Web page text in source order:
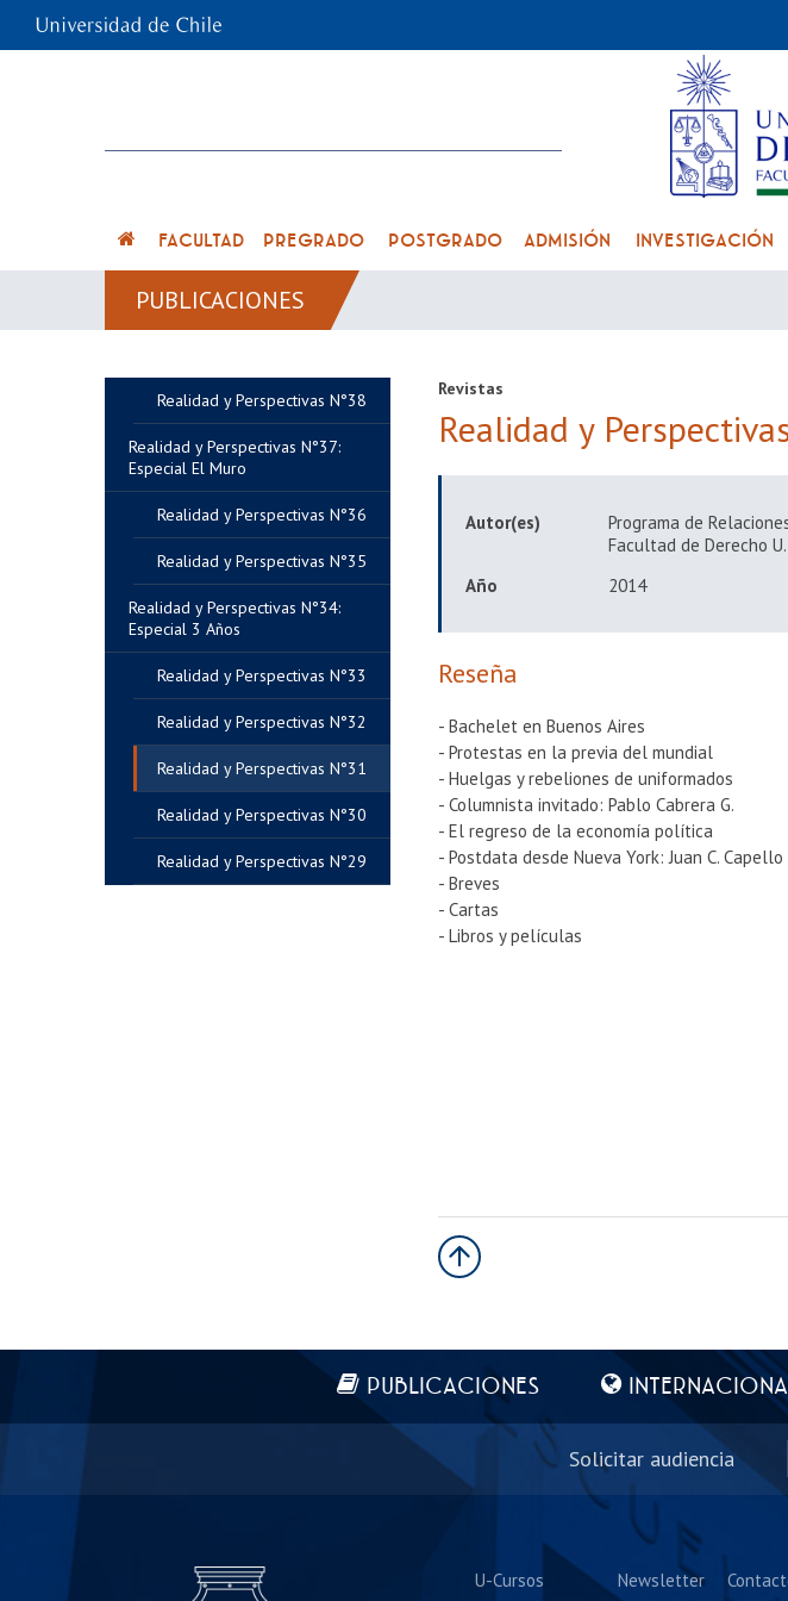
FACULTAD PREGRADO POSTGRADO ADMISIÓN INVESTIGACIÓN
PUBLICACIONES
Realidad y Perspectivas N°29
Realidad y Perspectivas N°30
Realidad y Perspectivas N°31
Realidad y Perspectivas N°32
Realidad y Perspectivas N°33
Realidad y Perspectivas N°34:
Especial 3 Años
Realidad y Perspectivas N°35
Realidad y Perspectivas N°36
Realidad y Perspectivas N°37:
Especial El Muro
Realidad y Perspectivas N°38
Revistas
Realidad y
Autor(es)
Programa de
Facultad de Derecho
Año
2014
Reseña
- Bachelet en Buenos Aires
- Protestas en la previa del mundial
- Huelgas y rebeliones de uniformados
- Columnista invitado: Pablo Cabrera G.
- El regreso de la economía política
- Postdata desde Nueva York: Juan C. Capello
- Breves
- Cartas
- Libros y películas
PUBLICACIONES
Solicitar audiencia
U-Cursos Newsletter